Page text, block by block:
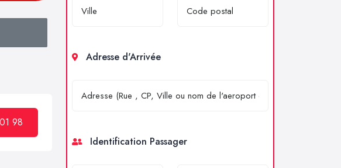
98
Adresse d'Arrivée
Identification Passager